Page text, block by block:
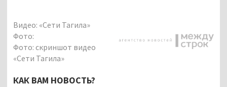
Видео: «Сети Тагила»
Фото:
Фото: скриншот видео
«Сети Тагила»
КАК ВАМ НОВОСТЬ?